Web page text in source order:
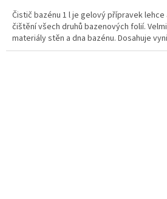
Čistič bazénu 1 l je gelový přípravek
čištění všech druhů bazenových folií.
materiály stěn a dna bazénu. Dosahuje